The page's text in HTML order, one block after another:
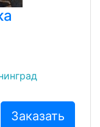
Заказать